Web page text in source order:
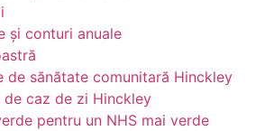
și conturi anuale
de sănătate comunitară Hinckley
de caz de zi Hinckley
pentru un NHS mai verde